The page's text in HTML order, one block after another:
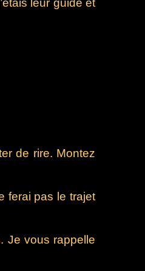
leur guide et
de rire. Montez
ferai pas le trajet
Je vous rappelle